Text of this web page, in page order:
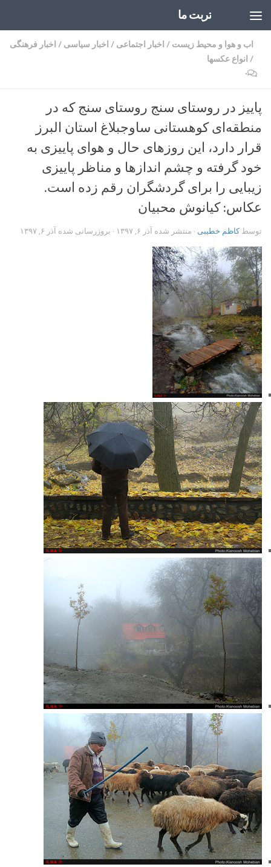
تربت ما
اب و هوا و محیط زیست / اخبار اجتماعی / اخبار سیاسی / اخبار فرهنگی
/ انواع عکسها
۰
پاییز در روستای سنج روستای سنج که در
منطقه‌ای کوهستانی ساوجبلاغ استان البرز
قرار دارد، این روزهای حال و هوای پاییزی به
خود گرفته و چشم اندازها و مناظر پاییزی
زیبایی را برای گردشگران رقم زده است.
عکاس: کیانوش محبیان
توسطکاظم خطیبی · منتشر شده آذر ۶, ۱۳۹۷ · بروزرسانی شده آذر ۶, ۱۳۹۷